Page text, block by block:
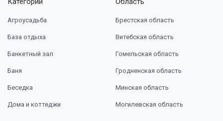
Агроусадьба
База отдыха
Банкетный зал
Баня
Беседка
Дома и коттеджи
Брестская область
Витебская область
Гомельская область
Гродненская область
Минская область
Могилевская область